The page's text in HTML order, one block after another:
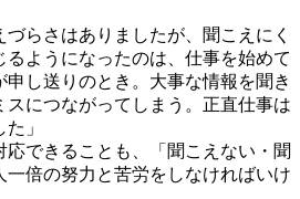
づらさはありましたが、聞こえにく
るようになったのは、仕事を始めて
し送りのとき。大事な情報を聞き
につながってしまう。正直仕事は
」
応できることも、「聞こえない・聞
一倍の努力と苦労をしなければいけ